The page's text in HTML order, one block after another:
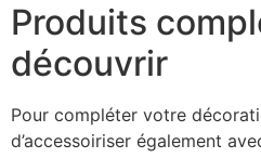
Produits
découvrir
Pour compléter votre
d’accessoiriser également